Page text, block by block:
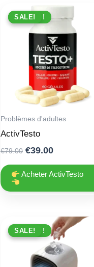
PROMO !
SALE!
Problèmes d'adultes
ActivTesto
€79.00 Original
was:
€39.00Current
is:
Acheter ActivTesto
PROMO !
SALE!